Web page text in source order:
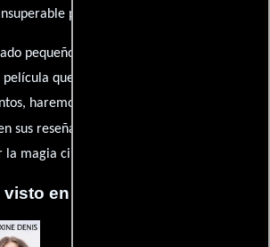
para los amantes del celuloide.
pequeño ni opinión insignificante. ¿Algún
que sueñas con ver reseñada?
haremos de esta comunidad el epicentro
sus reseña en la
la magia cinematográfica!
en Cineyseries.net